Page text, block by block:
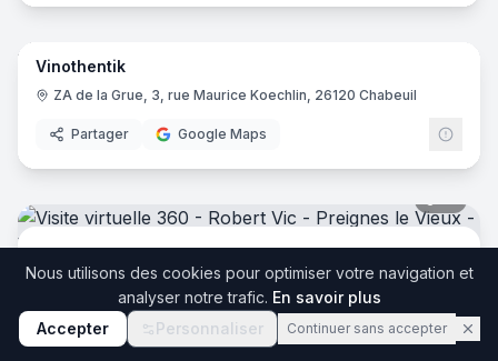
17
Vinothentik
ZA de la Grue, 3, rue Maurice Koechlin, 26120 Chabeuil
Partager Google Maps
Preignes le Vieux, 34450 Vias
Partager Google Maps
Nous utilisons des cookies pour optimiser votre navigation et
analyser notre trafic. En savoir plus
Accepter
Personnaliser Continuer sans accepter